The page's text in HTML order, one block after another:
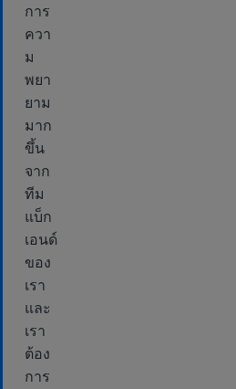
การ
ควา
ม
พยา
ยาม
มาก
ขึ้น
จาก
ทีม
แบ็ก
เอนด์
ของ
เรา
และ
เรา
ต้อง
การ